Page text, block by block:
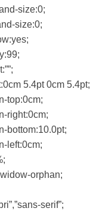
size:0;
size:0;
5.4pt 0cm 5.4pt;
top:0cm;
right:0cm;
bottom:10.0pt;
left:0cm;
orphan;
serif”;